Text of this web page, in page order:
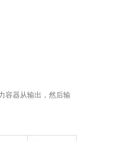
容器从输出，然后输